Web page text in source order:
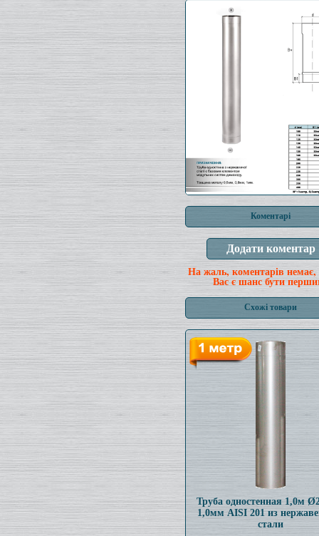
Коментарі
На жаль, коментарів немає,
Вас є шанс бути
Схожі товари
Труба одностенная 1,0м
1,0мм AISI 201 из
стали